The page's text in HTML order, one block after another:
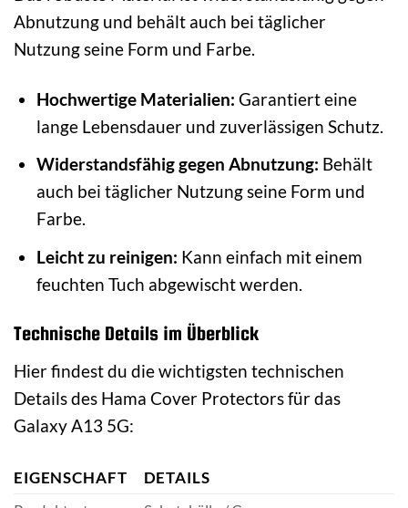
Abnutzung und behält auch bei täglicher
Nutzung seine Form und Farbe.
Hochwertige Materialien: Garantiert eine
lange Lebensdauer und zuverlässigen Schutz.
Widerstandsfähig gegen Abnutzung: Behält
auch bei täglicher Nutzung seine Form und
Farbe.
Leicht zu reinigen: Kann einfach mit einem
feuchten Tuch abgewischt werden.
Technische Details im Überblick
Hier findest du die wichtigsten technischen
Details des Hama Cover Protectors für das
Galaxy A13 5G:
EIGENSCHAFT
DETAILS